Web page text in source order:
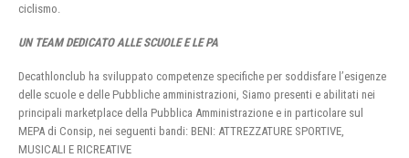
ciclismo.
UN TEAM DEDICATO ALLE SCUOLE E LE PA
Decathlonclub ha sviluppato competenze specifiche per soddisfare l’esigenze
delle scuole e delle Pubbliche amministrazioni, Siamo presenti e abilitati nei
principali marketplace della Pubblica Amministrazione e in particolare sul
MEPA di Consip, nei seguenti bandi: BENI: ATTREZZATURE SPORTIVE,
MUSICALI E RICREATIVE